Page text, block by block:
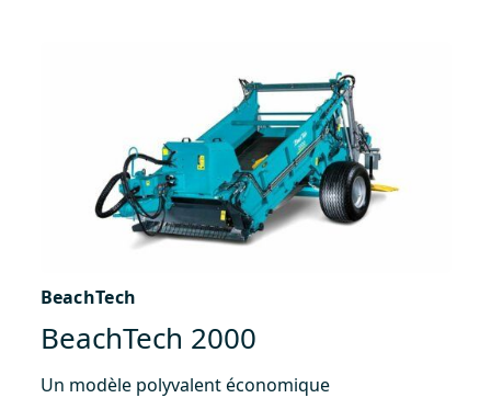
BeachTech
BeachTech 2000
Un modèle polyvalent économique